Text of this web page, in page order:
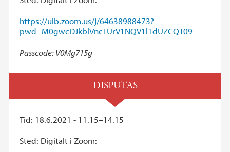
https://uib.zoom.us/j/64638988473?
pwd=M0gwcDJkblVncTUrV1NQV1l1dUZCQT09
Passcode: V0Mg715g
DISPUTAS
Tid: 18.6.2021 - 11.15–14.15
Sted: Digitalt i Zoom: